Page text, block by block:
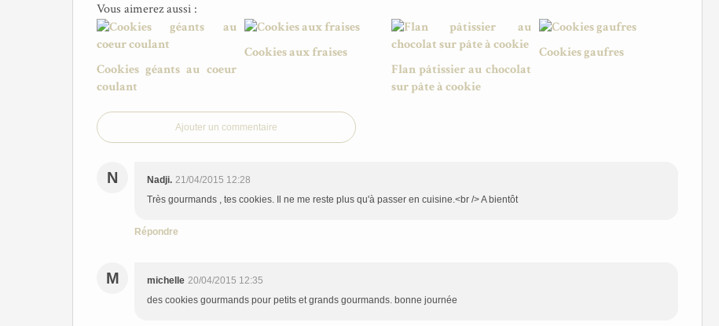
Vous aimerez aussi :
Cookies géants au coeur
coulant
Cookies aux fraises
Flan pâtissier au chocolat
sur pâte à cookie
Cookies gaufres
Ajouter un commentaire
N Nadji. 21/04/2015 12:28
Très gourmands , tes cookies. Il ne me reste plus qu'à passer en cuisine.<br /> A bientôt
Répondre
M michelle 20/04/2015 12:35
des cookies gourmands pour petits et grands gourmands. bonne journée